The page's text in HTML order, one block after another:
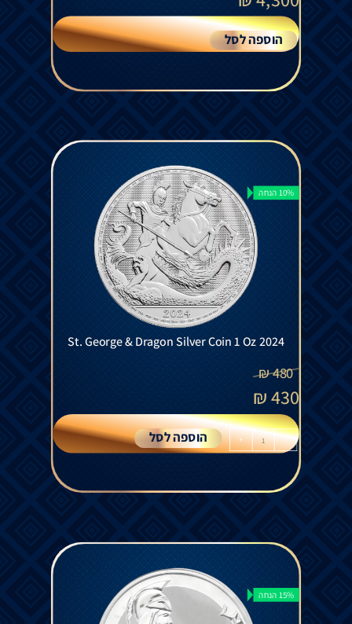
הוספה לסל
10% הנחה
St. George & Dragon Silver Coin 1 Oz 2024
480
₪
430
₪
-
+ הוספה לסל
15% הנחה